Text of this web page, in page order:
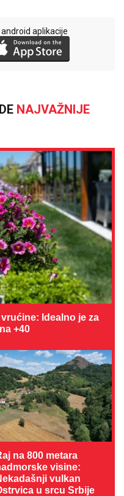
aplikacije
NAJVAŽNIJE
Idealno je za
+40
na 800 metara
visine:
vulkan
u srcu Srbije